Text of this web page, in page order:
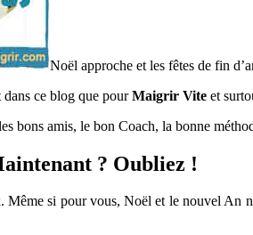
Noël approche et les fêtes de fin
dans ce blog que pourMaigrir Vite et
bons amis, le bon Coach, la bonne
? Oubliez !
Même si pour vous, Noël et le nouvel An